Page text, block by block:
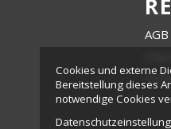
AGB
Cookies und externe
Bereitstellung dieses
notwendige Cookies